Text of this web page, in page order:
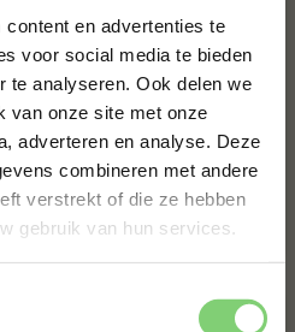
en advertenties te
voor social media te bieden
te analyseren. Ook delen we
van onze site met onze
adverteren en analyse. Deze
combineren met andere
verstrekt of die ze hebben
gebruik van hun services.
Procureur
(24)
en ontvang direct
bestelling.